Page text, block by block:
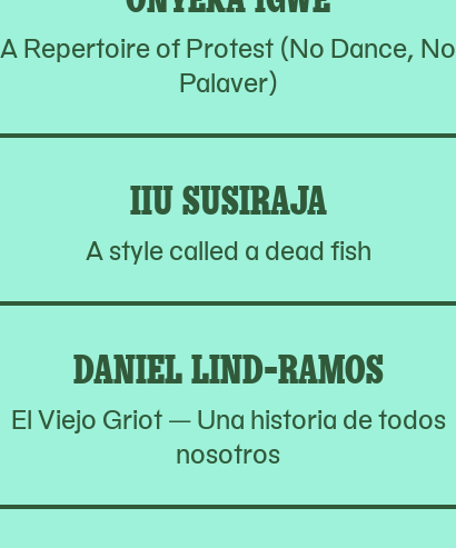
A Repertoire of Protest (No Dance, No
Palaver)
IIU SUSIRAJA
A style called a dead fish
DANIEL LIND-RAMOS
El Viejo Griot — Una historia de todos
nosotros